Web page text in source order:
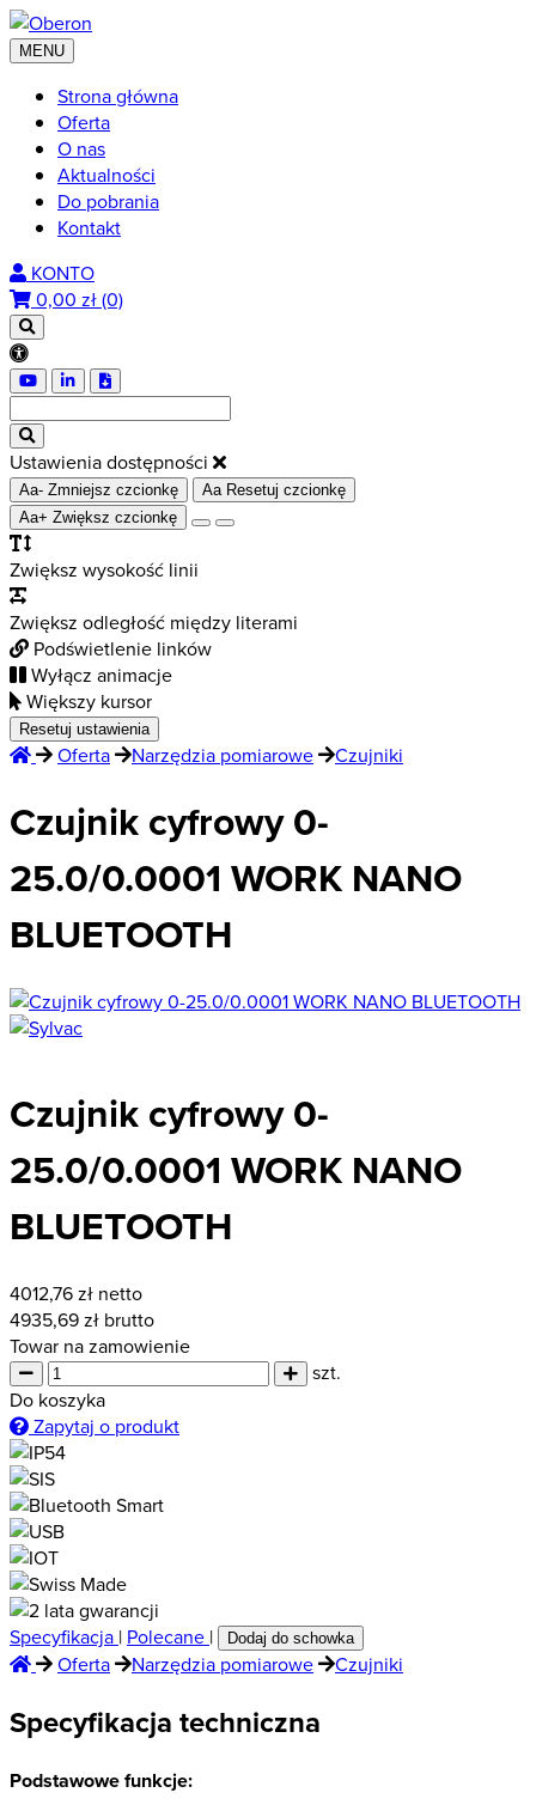
MENU
Strona główna
Oferta
O nas
Aktualności
Do pobrania
Kontakt
KONTO
0,00 zł (0)
Ustawienia dostępności
Aa- Zmniejsz czcionkę Aa Resetuj czcionkę
Aa+ Zwiększ czcionkę
Zwiększ wysokość linii
Zwiększ odległość między literami
Podświetlenie linków
Wyłącz animacje
Większy kursor
Resetuj ustawienia
Oferta Narzędzia pomiarowe Czujniki
Czujnik cyfrowy 0-
25.0/0.0001 WORK NANO
BLUETOOTH
Czujnik cyfrowy 0-
25.0/0.0001 WORK NANO
BLUETOOTH
4012,76zł netto
4935,69zł brutto
Towar na zamowienie
szt.
Do koszyka
Zapytaj o produkt
Specyfikacja | Polecane | Dodaj do schowka
Oferta Narzędzia pomiarowe Czujniki
Specyfikacja techniczna
Podstawowe funkcje: